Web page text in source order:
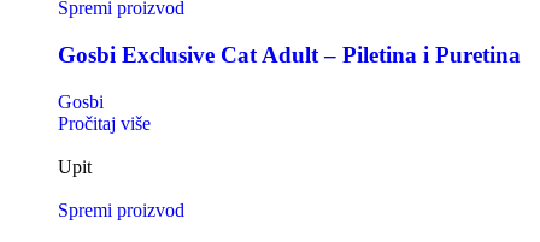
Spremi proizvod
Gosbi Exclusive Cat Adult – Piletina i Puretina
Gosbi
Pročitaj više
Upit
Spremi proizvod